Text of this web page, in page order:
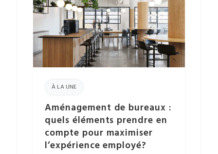
À LA UNE
Aménagement de bureaux :
quels éléments prendre en
compte pour maximiser
l’expérience employé?